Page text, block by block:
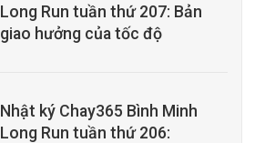
Long Run tuần thứ 207: Bản
giao hưởng của tốc độ
Nhật ký Chay365 Bình Minh
Long Run tuần thứ 206: